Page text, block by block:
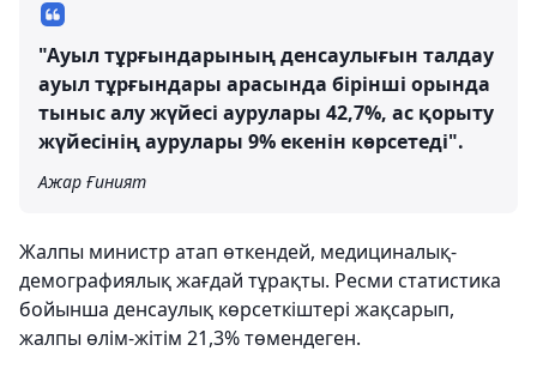
"Ауыл тұрғындарының денсаулығын талдау
ауыл тұрғындары арасында бірінші орында
тыныс алу жүйесі аурулары 42,7%, ас қорыту
жүйесінің аурулары 9% екенін көрсетеді".
Ажар Ғиният
Жалпы министр атап өткендей, медициналық-
демографиялық жағдай тұрақты. Ресми статистика
бойынша денсаулық көрсеткіштері жақсарып,
жалпы өлім-жітім 21,3% төмендеген.